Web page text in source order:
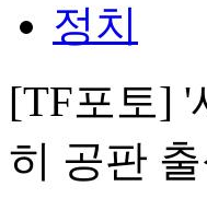
정치
[TF포토] '
히 공판 출